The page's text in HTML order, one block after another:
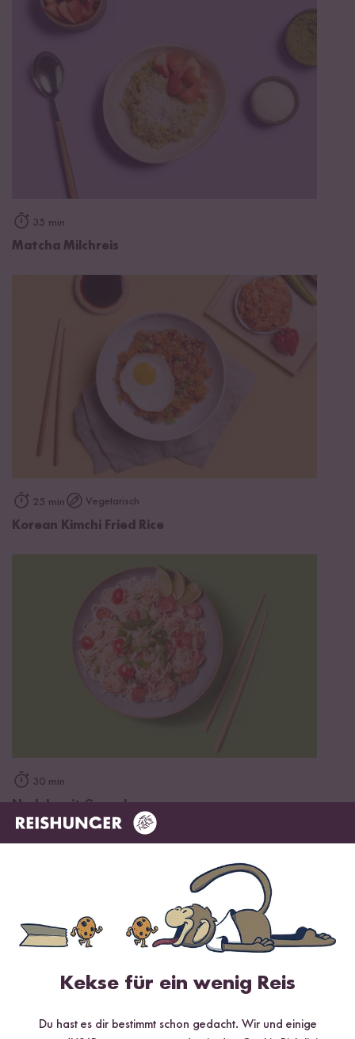
35 min
Matcha Milchreis
25 min Vegetarisch
Korean Kimchi Fried Rice
30 min
Nudeln mit Garnelen
Kekse für ein wenig Reis
Du hast es dir bestimmt schon gedacht. Wir und einige